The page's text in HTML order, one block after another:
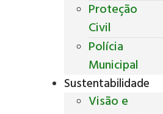
Proteção
Civil
Polícia
Municipal
Sustentabilidade
Visão e